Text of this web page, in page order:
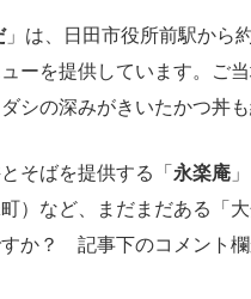
」は、日田市役所前駅から
ーを提供しています。ご
シの深みがきいたかつ丼も
そばを提供する「 永楽庵
町）など、まだまだある「
か？ 記事下のコメント欄